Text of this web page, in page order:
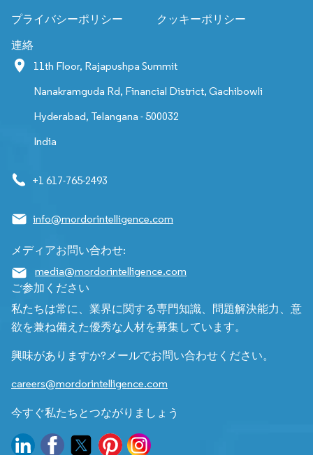
プライバシーポリシー クッキーポリシー
連絡
11th Floor, Rajapushpa Summit
Nanakramguda Rd, Financial District, Gachibowli
Hyderabad, Telangana - 500032
India
+1 617-765-2493
info@mordorintelligence.com
メディアお問い合わせ:
media@mordorintelligence.com
ご参加ください
私たちは常に、業界に関する専門知識、問題解決能力、意
欲を兼ね備えた優秀な人材を募集しています。
興味がありますか?メールでお問い合わせください。
careers@mordorintelligence.com
今すぐ私たちとつながりましょう